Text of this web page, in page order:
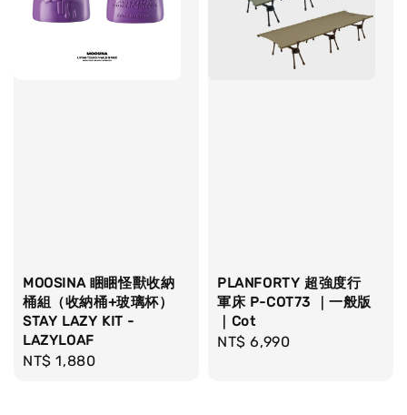
MOOSINA 睏睏怪獸收納
桶組（收納桶+玻璃杯）
STAY LAZY KIT -
LAZYLOAF
Regular
NT$ 1,880
PLANFORTY 超強度行
軍床 P-COT73 ｜一般版
｜Cot
Regular
NT$ 6,990